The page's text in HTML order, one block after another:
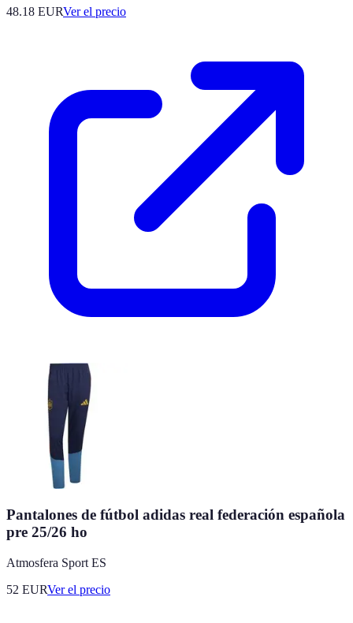
48.18 EURVer el precio
Pantalones de fútbol adidas real federación española
pre 25/26 ho
Atmosfera Sport ES
52 EURVer el precio